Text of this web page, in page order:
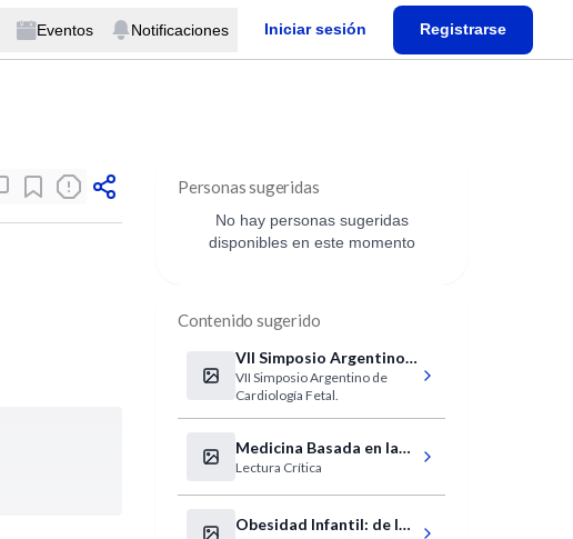
Eventos Notificaciones Iniciar sesión Registrarse
Personas sugeridas
No hay personas sugeridas
disponibles en este momento
Contenido sugerido
VII Simposio Argentino
de Cardiología Fetal.
VII Simposio Argentino de
Cardiología Fetal.
Medicina Basada en la
Evidencia y Lectura
Crítica de la Literatura
Lectura Crítica
Obesidad Infantil: de lo